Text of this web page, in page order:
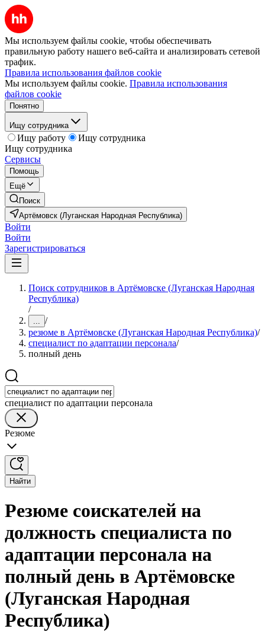
Мы используем файлы cookie, чтобы обеспечивать
правильную работу нашего веб-сайта и анализировать сетевой
трафик.
Правила использования файлов cookie
Мы используем файлы cookie. Правила использования
файлов cookie
Понятно
Ищу сотрудника
Ищу работу
Ищу сотрудника
Ищу сотрудника
Сервисы
Помощь
Ещё
Поиск
Артёмовск (Луганская Народная Республика)
Войти
Войти
Зарегистрироваться
Поиск сотрудников в Артёмовске (Луганская Народная
Республика)
/
... /
резюме в Артёмовске (Луганская Народная Республика)/
специалист по адаптации персонала/
полный день
специалист по адаптации персонала
Резюме
Найти
Резюме соискателей на
должность специалиста по
адаптации персонала на
полный день в Артёмовске
(Луганская Народная
Республика)